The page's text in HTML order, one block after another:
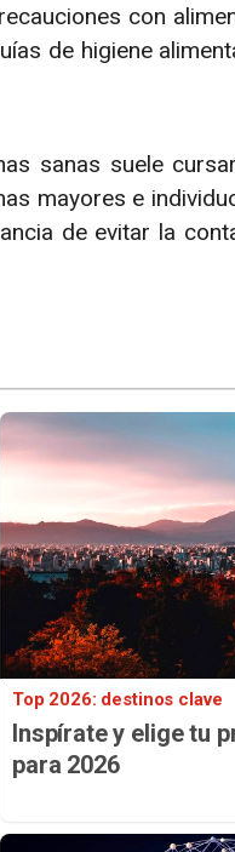
con
de higiene
sanas suele
mayores e
de evitar la
Top 2026: destinos clave
Inspírate y elige tu
para 2026